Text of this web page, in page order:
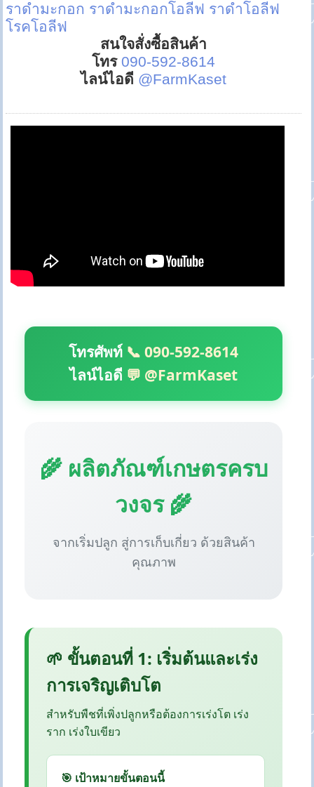
ราดำมะกอก ราดำมะกอกโอลีฟ ราดำโอลีฟ
โรคโอลีฟ
สนใจสั่งซื้อสินค้า
โทร 090-592-8614
ไลน์ไอดี @FarmKaset
โทรศัพท์ 📞 090-592-8614
ไลน์ไอดี 💬 @FarmKaset
🌾 ผลิตภัณฑ์เกษตรครบ
วงจร 🌾
จากเริ่มปลูก สู่การเก็บเกี่ยว ด้วยสินค้า
คุณภาพ
🌱 ขั้นตอนที่ 1: เริ่มต้นและเร่ง
การเจริญเติบโต
สำหรับพืชที่เพิ่งปลูกหรือต้องการเร่งโต เร่ง
ราก เร่งใบเขียว
🎯 เป้าหมายขั้นตอนนี้